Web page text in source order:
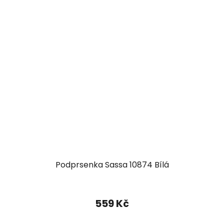
Podprsenka Sassa 10874 Bílá
559 Kč